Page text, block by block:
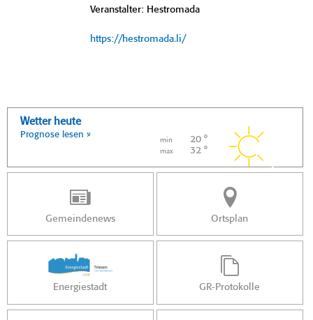
Veranstalter: Hestromada
https://hestromada.li/
Wetter heute
Prognose lesen »
min 20 °
max 32 °
Gemeindenews Ortsplan
Energiestadt GR-Protokolle